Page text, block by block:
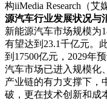
构iiMedia Research（
源汽车行业发展状况与
新能源汽车市场规模为
有望达到23.1千亿元。
到17500亿元，2029年
汽车市场已进入规模化
产业链的有力支撑下，
破，更在技术创新和成